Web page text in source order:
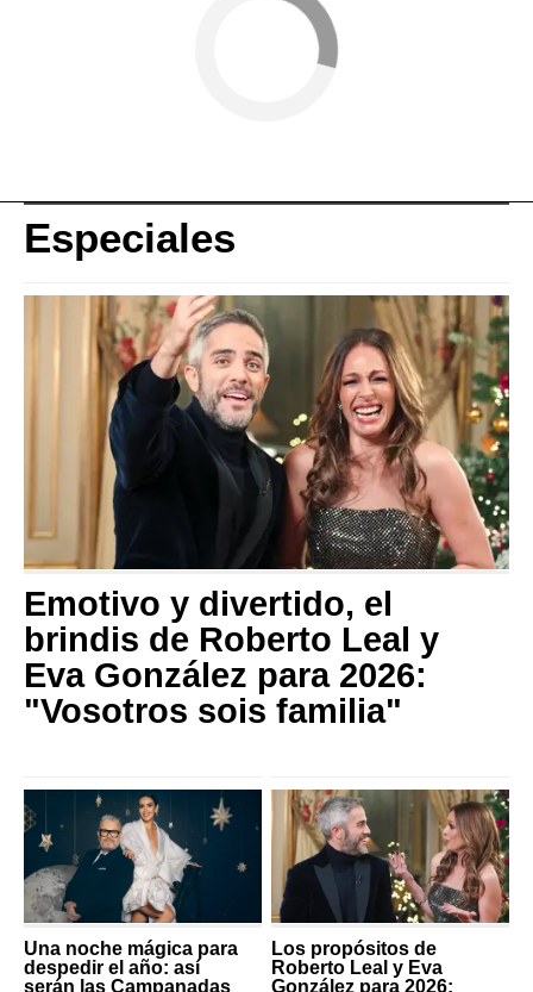
Especiales
Emotivo y divertido, el
brindis de Roberto Leal y
Eva González para 2026:
"Vosotros sois familia"
Una noche mágica para
despedir el año: así
serán las Campanadas
Los propósitos de
Roberto Leal y Eva
González para 2026: